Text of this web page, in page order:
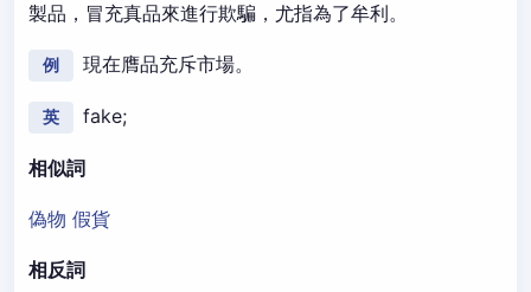
製品，冒充真品來進行欺騙，尤指為了牟利。
例 現在膺品充斥市場。
英 fake;
相似詞
偽物 假貨
相反詞